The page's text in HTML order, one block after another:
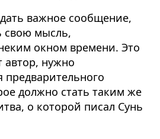
важное сообщение,
свою мысль,
окном времени. Это
автор, нужно
предварительного
должно стать таким же
о которой писал Сунь